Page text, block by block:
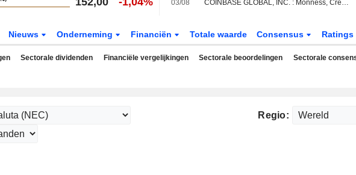
03/08 COINBASE GLOBAL, INC. : Monness, Crespi, Hardt is nog steeds negatief gestemd
Nieuws Onderneming Financiën Totale waarde Consensus Ratings
Sectorale dividenden Financiële vergelijkingen Sectorale beoordelingen Sectorale
Regio: